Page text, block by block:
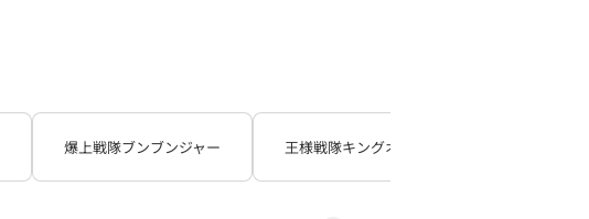
爆上戦隊ブンブンジャー 王様戦隊キングオージャー